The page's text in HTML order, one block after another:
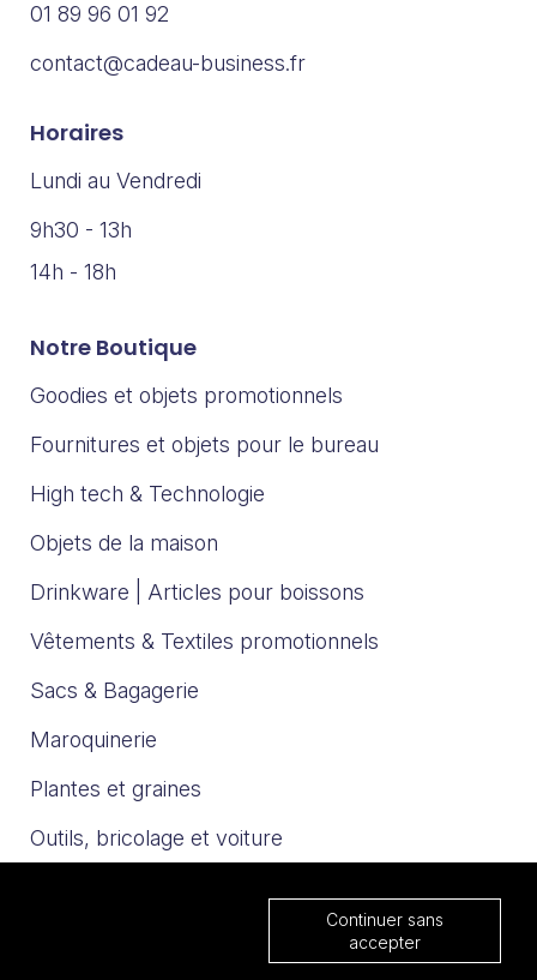
01 89 96 01 92
contact@cadeau-business.fr
Horaires
Lundi au Vendredi
9h30 - 13h
14h - 18h
Notre Boutique
Goodies et objets promotionnels
Fournitures et objets pour le bureau
High tech & Technologie
Objets de la maison
Drinkware | Articles pour boissons
Vêtements & Textiles promotionnels
Sacs & Bagagerie
Maroquinerie
Plantes et graines
Outils, bricolage et voiture
Continuer sans
accepter